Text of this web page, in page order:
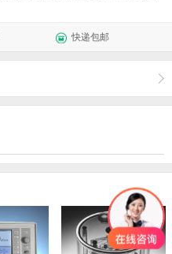
快递包邮